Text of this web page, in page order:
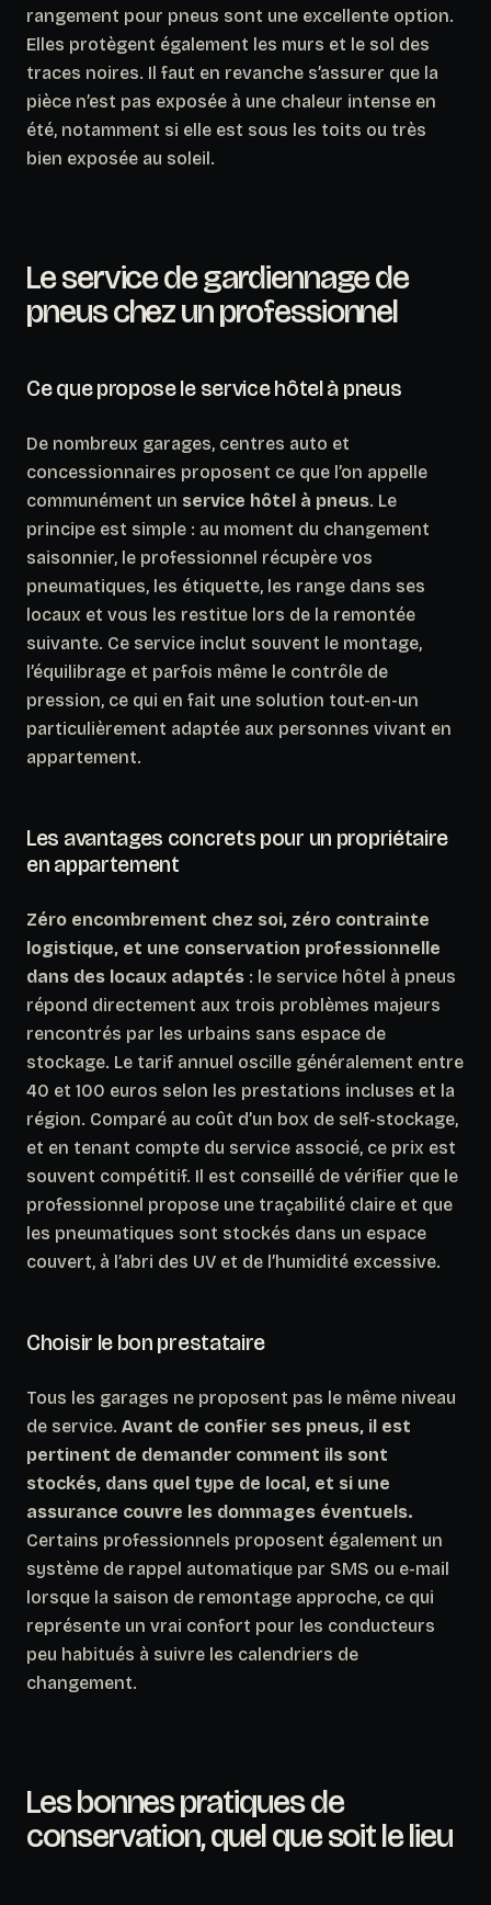
rangement pour pneus sont une excellente option.
Elles protègent également les murs et le sol des
traces noires. Il faut en revanche s’assurer que la
pièce n’est pas exposée à une chaleur intense en
été, notamment si elle est sous les toits ou très
bien exposée au soleil.
Le service de gardiennage de
pneus chez un professionnel
Ce que propose le service hôtel à pneus
De nombreux garages, centres auto et
concessionnaires proposent ce que l’on appelle
communément un service hôtel à pneus. Le
principe est simple : au moment du changement
saisonnier, le professionnel récupère vos
pneumatiques, les étiquette, les range dans ses
locaux et vous les restitue lors de la remontée
suivante. Ce service inclut souvent le montage,
l’équilibrage et parfois même le contrôle de
pression, ce qui en fait une solution tout-en-un
particulièrement adaptée aux personnes vivant en
appartement.
Les avantages concrets pour un propriétaire
en appartement
Zéro encombrement chez soi, zéro contrainte
logistique, et une conservation professionnelle
dans des locaux adaptés : le service hôtel à pneus
répond directement aux trois problèmes majeurs
rencontrés par les urbains sans espace de
stockage. Le tarif annuel oscille généralement entre
40 et 100 euros selon les prestations incluses et la
région. Comparé au coût d’un box de self-stockage,
et en tenant compte du service associé, ce prix est
souvent compétitif. Il est conseillé de vérifier que le
professionnel propose une traçabilité claire et que
les pneumatiques sont stockés dans un espace
couvert, à l’abri des UV et de l’humidité excessive.
Choisir le bon prestataire
Tous les garages ne proposent pas le même niveau
de service. Avant de confier ses pneus, il est
pertinent de demander comment ils sont
stockés, dans quel type de local, et si une
assurance couvre les dommages éventuels.
Certains professionnels proposent également un
système de rappel automatique par SMS ou e-mail
lorsque la saison de remontage approche, ce qui
représente un vrai confort pour les conducteurs
peu habitués à suivre les calendriers de
changement.
Les bonnes pratiques de
conservation, quel que soit le lieu